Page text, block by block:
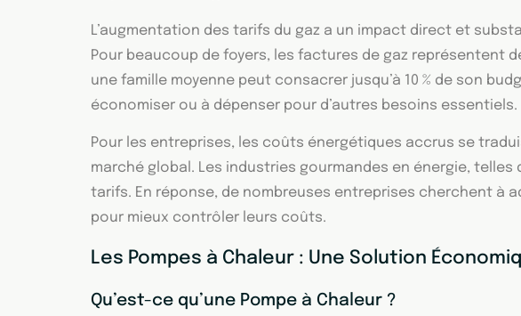
L’augmentation des tarifs du gaz a un impact direct et
Pour beaucoup de foyers, les factures de gaz représentent
une famille moyenne peut consacrer jusqu’à 10 % de son
économiser ou à dépenser pour d’autres besoins essentiels.
Pour les entreprises, les coûts énergétiques accrus se
marché global. Les industries gourmandes en énergie,
tarifs. En réponse, de nombreuses entreprises cherchent à
pour mieux contrôler leurs coûts.
Les Pompes à Chaleur : Une Solution
Qu’est-ce qu’une Pompe à Chaleur ?